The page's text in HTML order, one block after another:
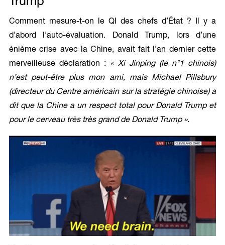
Comment mesure-t-on le QI des chefs d’État ? Il y a
d’abord l’auto-évaluation. Donald Trump, lors d’une
énième crise avec la Chine, avait fait l’an dernier cette
merveilleuse déclaration :
« Xi Jinping (le n°1 chinois)
n’est peut-être plus mon ami, mais Michael Pillsbury
(directeur du Centre américain sur la stratégie chinoise) a
dit que la Chine a un respect total pour Donald Trump et
pour le cerveau très très grand de Donald Trump ».